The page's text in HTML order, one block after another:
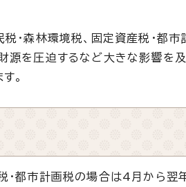
税・森林環境税、固定資産税・都
源を圧迫するなど大きな影響を
。
・都市計画税の場合は4月から